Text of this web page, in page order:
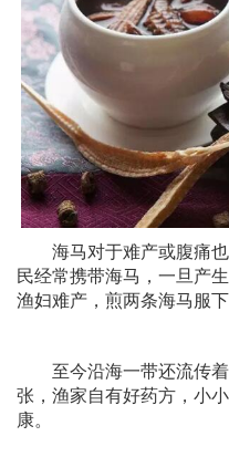
海马对于难产或腹痛
民经常携带海马，一旦产
渔妇难产，煎两条海马服
至今沿海一带还流传
张，渔家自有好药方，小
康。